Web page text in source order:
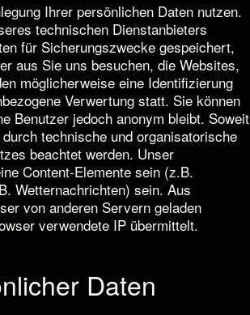
Ihrer persönlichen Daten nutzen.
technischen Dienstanbieters
für Sicherungszwecke gespeichert,
aus Sie uns besuchen, die Websites,
möglicherweise eine Identifizierung
Verwertung statt. Sie können
Benutzer jedoch anonym bleibt. Soweit
technische und organisatorische
beachtet werden. Unser
Content-Elemente sein (z.B.
Wetternachrichten) sein. Aus
von anderen Servern geladen
verwendete IP übermittelt.
Daten